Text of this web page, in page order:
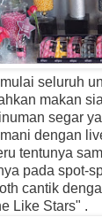
seluruh
makan
segar
dengan
tentunya
pada spot-
cantik
Like Stars" .